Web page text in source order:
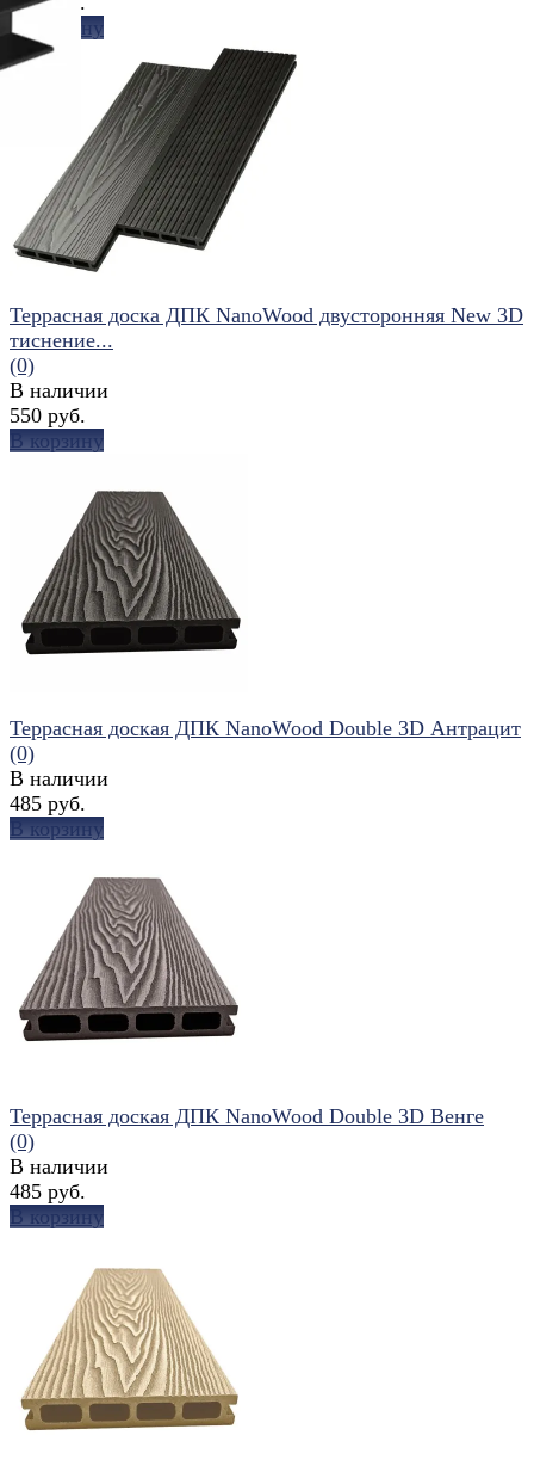
сравнить
В корзину
избранное сравнить
Террасная доска ДПК NanoWood двусторонняя New 3D
тиснение...
(0)
В наличии
550 руб.
В корзину
избранное сравнить
Террасная доская ДПК NanoWood Double 3D Антрацит
(0)
В наличии
485 руб.
В корзину
избранное сравнить
Террасная доская ДПК NanoWood Double 3D Венге
(0)
В наличии
485 руб.
В корзину